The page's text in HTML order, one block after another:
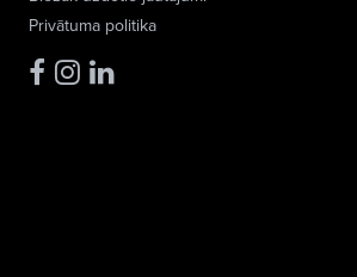
Privātuma politika